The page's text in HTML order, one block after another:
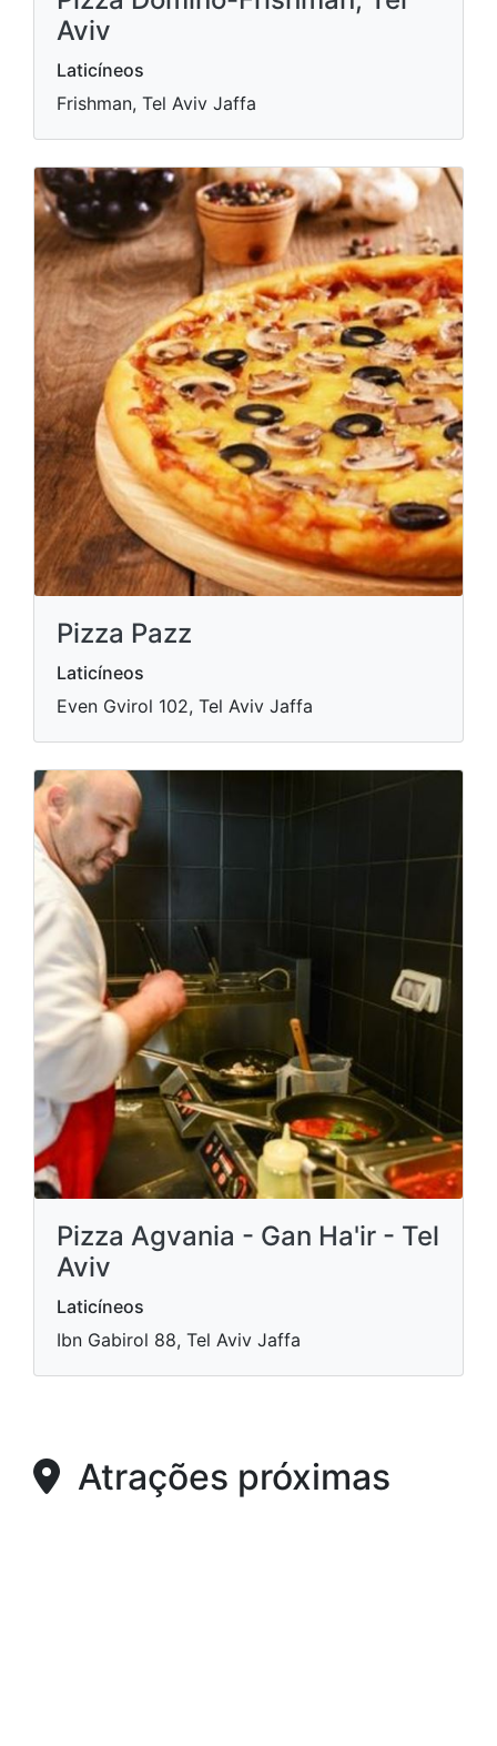
Aviv
Laticíneos
Frishman, Tel Aviv Jaffa
Pizza Pazz
Laticíneos
Even Gvirol 102, Tel Aviv Jaffa
Pizza Agvania - Gan Ha'ir - Tel
Aviv
Laticíneos
Ibn Gabirol 88, Tel Aviv Jaffa
Atrações próximas